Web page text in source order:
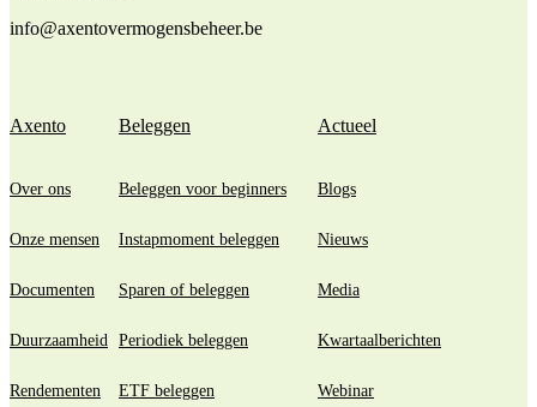
info@axentovermogensbeheer.be
Axento
Over ons
Onze mensen
Documenten
Duurzaamheid
Rendementen
Beleggen
Beleggen voor beginners
Instapmoment beleggen
Sparen of beleggen
Periodiek beleggen
ETF beleggen
Actueel
Blogs
Nieuws
Media
Kwartaalberichten
Webinar